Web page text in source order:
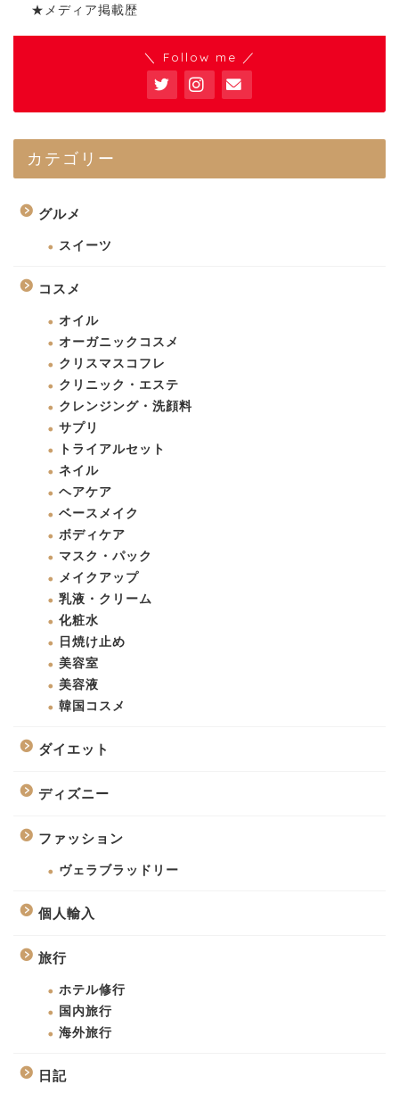
★メディア掲載歴
＼ Follow me ／
カテゴリー
グルメ
スイーツ
コスメ
オイル
オーガニックコスメ
クリスマスコフレ
クリニック・エステ
クレンジング・洗顔料
サプリ
トライアルセット
ネイル
ヘアケア
ベースメイク
ボディケア
マスク・パック
メイクアップ
乳液・クリーム
化粧水
日焼け止め
美容室
美容液
韓国コスメ
ダイエット
ディズニー
ファッション
ヴェラブラッドリー
個人輸入
旅行
ホテル修行
国内旅行
海外旅行
日記